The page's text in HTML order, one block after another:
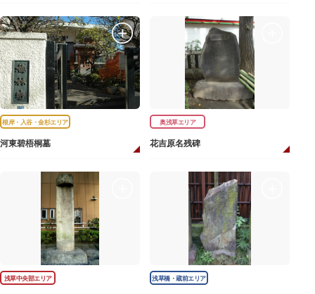
根岸・入谷・金杉エリア
河東碧梧桐墓
奥浅草エリア
花吉原名残碑
浅草中央部エリア 浅草橋・蔵前エリア